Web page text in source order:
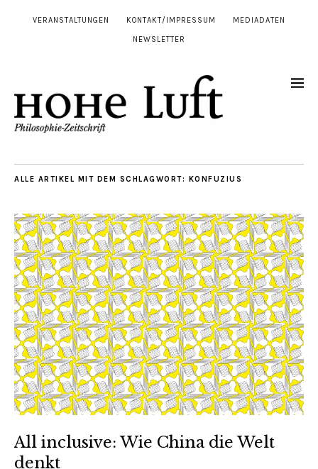
VERANSTALTUNGEN KONTAKT/IMPRESSUM MEDIADATEN
NEWSLETTER
ALLE ARTIKEL MIT DEM SCHLAGWORT: KONFUZIUS
All inclusive: Wie China die Welt
denkt